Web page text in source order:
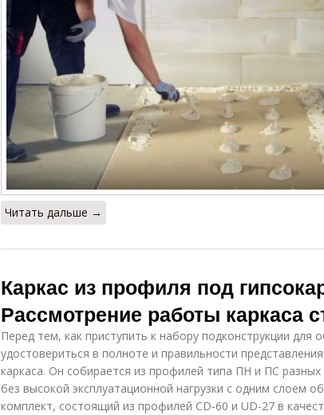
Читать дальше →
Каркас из профиля под
Рассмотрение работы каркаса
Перед тем, как приступить к набору подконструкции для
удостовериться в полноте и правильности
каркаса. Он собирается из профилей типа ПН и ПС
без высокой эксплуатационной нагрузки с одним слоем
комплект, состоящий из профилей СD-60 и UD-27 в